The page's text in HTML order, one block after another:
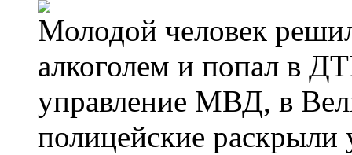
Молодой человек
алкоголем и попал в
управление МВД, в
полицейские